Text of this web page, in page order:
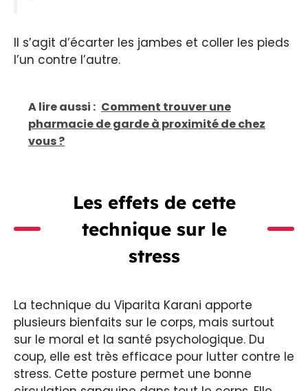
Il s’agit d’écarter les jambes et coller les pieds
l’un contre l’autre.
A lire aussi : Comment trouver une
pharmacie de garde à proximité de chez
vous ?
Les effets de cette
technique sur le
stress
La technique du Viparita Karani apporte
plusieurs bienfaits sur le corps, mais surtout
sur le moral et la santé psychologique. Du
coup, elle est très efficace pour lutter contre le
stress. Cette posture permet une bonne